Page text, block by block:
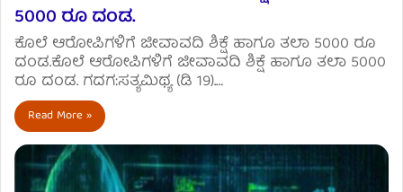
5000 ರೂ ದಂಡ.
ಕೊಲೆ ಆರೋಪಿಗಳಿಗೆ ಜೀವಾವದಿ ಶಿಕ್ಷೆ ಹಾಗೂ ತಲಾ 5000 ರೂ
ದಂಡ.ಕೊಲೆ ಆರೋಪಿಗಳಿಗೆ ಜೀವಾವದಿ ಶಿಕ್ಷೆ ಹಾಗೂ ತಲಾ 5000
ರೂ ದಂಡ. ಗದಗ:ಸತ್ಯಮಿಥ್ಯ (ಡಿ 19).…
Read More »